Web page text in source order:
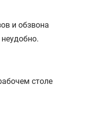
и обзвона
столе